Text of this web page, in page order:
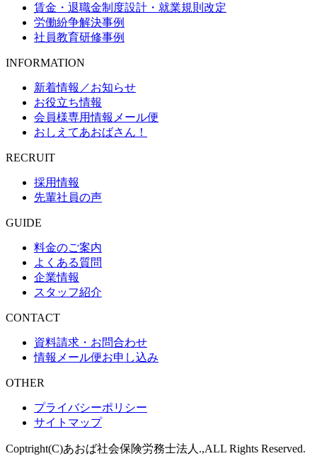
賃金・退職金制度設計・就業規則改定
労働紛争解決事例
社員教育研修事例
INFORMATION
新着情報／お知らせ
お役立ち情報
会員様専用情報メール便
おしえてあおばさん！
RECRUIT
採用情報
先輩社員の声
GUIDE
料金のご案内
よくある質問
企業情報
スタッフ紹介
CONTACT
資料請求・お問合わせ
情報メール便お申し込み
OTHER
プライバシーポリシー
サイトマップ
Coptright(C)あおば社会保険労務士法人.,ALL Rights Reserved.